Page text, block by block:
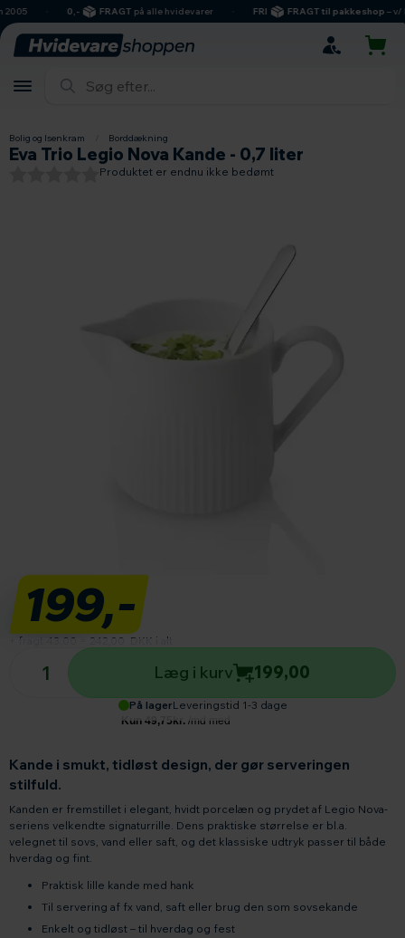
hovedindhold
søgning
navigation
indkøbskurv
0,- FRAGTpå alle hvidevarer FRI FRAGT til pakkeshop– v/
Bolig og Isenkram Borddækning
Eva Trio Legio Nova Kande - 0,7 liter
Produktet er endnu ikke bedømt
Kande i smukt, tidløst design, der gør serveringen
stilfuld.
Kanden er fremstillet i elegant, hvidt porcelæn og prydet af Legio Nova-
seriens velkendte signaturrille. Dens praktiske størrelse er bl.a.
velegnet til sovs, vand eller saft, og det klassiske udtryk passer til både
hverdag og fint.
Praktisk lille kande med hank
Til servering af fx vand, saft eller brug den som sovsekande
Enkelt og tidløst – til hverdag og fest
199,-
+ fragt 43,00 242,00 DKK i alt
På lager Leveringstid 1-3 dage
Antal produkter
Læg i kurv 199,00